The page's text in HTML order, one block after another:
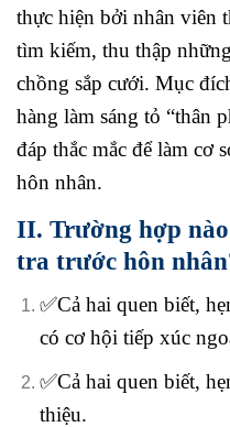
thực hiện bởi nhân viên
tìm kiếm, thu thập
chồng sắp cưới. Mục
hàng làm sáng tỏ “thân
đáp thắc mắc để làm cơ
hôn nhân.
II. Trường hợp
tra trước hôn
✅Cả hai quen biết,
có cơ hội tiếp xúc
✅Cả hai quen biết,
thiệu.